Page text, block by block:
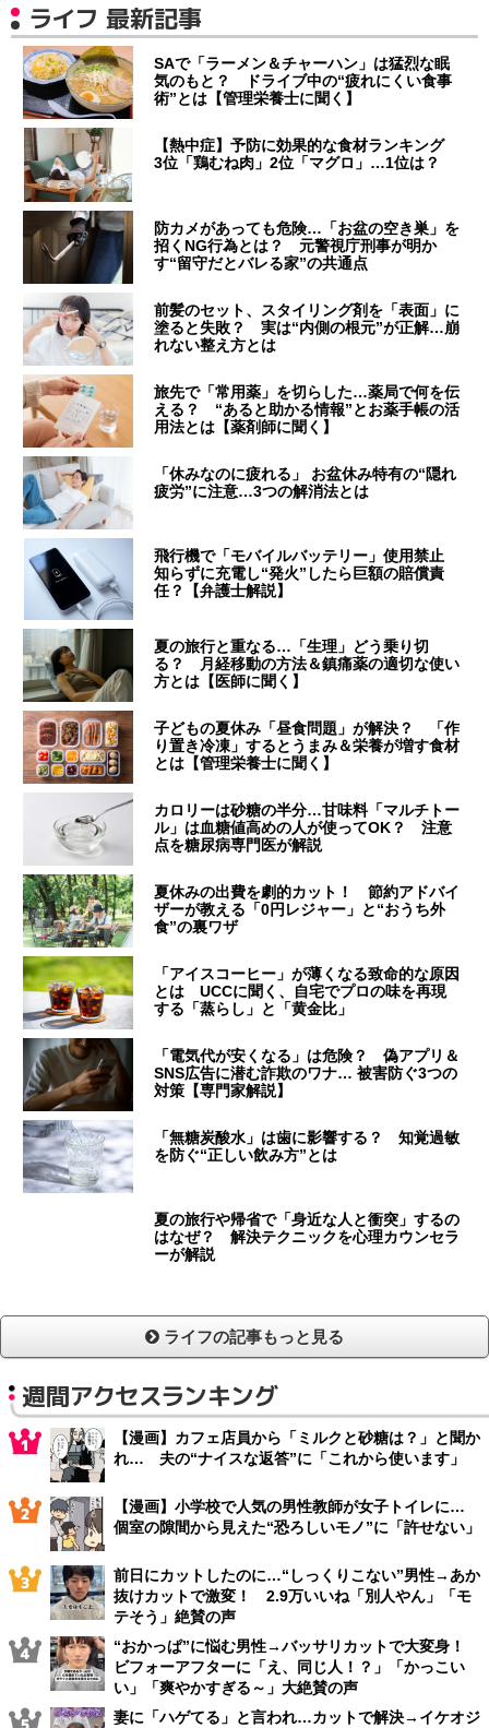
ライフ 最新記事
SAで「ラーメン＆チャーハン」は猛烈な眠
気のもと？ ドライブ中の“疲れにくい食事
術”とは【管理栄養士に聞く】
【熱中症】予防に効果的な食材ランキング
3位「鶏むね肉」2位「マグロ」…1位は？
防カメがあっても危険…「お盆の空き巣」を
招くNG行為とは？ 元警視庁刑事が明か
す“留守だとバレる家”の共通点
前髪のセット、スタイリング剤を「表面」に
塗ると失敗？ 実は“内側の根元”が正解…崩
れない整え方とは
旅先で「常用薬」を切らした…薬局で何を伝
える？ “あると助かる情報”とお薬手帳の活
用法とは【薬剤師に聞く】
「休みなのに疲れる」 お盆休み特有の“隠れ
疲労”に注意…3つの解消法とは
飛行機で「モバイルバッテリー」使用禁止
知らずに充電し“発火”したら巨額の賠償責
任？【弁護士解説】
夏の旅行と重なる…「生理」どう乗り切
る？ 月経移動の方法＆鎮痛薬の適切な使い
方とは【医師に聞く】
子どもの夏休み「昼食問題」が解決？ 「作
り置き冷凍」するとうまみ＆栄養が増す食材
とは【管理栄養士に聞く】
カロリーは砂糖の半分…甘味料「マルチトー
ル」は血糖値高めの人が使ってOK？ 注意
点を糖尿病専門医が解説
夏休みの出費を劇的カット！ 節約アドバイ
ザーが教える「0円レジャー」と“おうち外
食”の裏ワザ
「アイスコーヒー」が薄くなる致命的な原因
とは UCCに聞く、自宅でプロの味を再現
する「蒸らし」と「黄金比」
「電気代が安くなる」は危険？ 偽アプリ＆
SNS広告に潜む詐欺のワナ… 被害防ぐ3つの
対策【専門家解説】
「無糖炭酸水」は歯に影響する？ 知覚過敏
を防ぐ“正しい飲み方”とは
夏の旅行や帰省で「身近な人と衝突」するの
はなぜ？ 解決テクニックを心理カウンセラ
ーが解説
ライフの記事もっと見る
週間アクセスランキング
【漫画】カフェ店員から「ミルクと砂糖は？」と聞か
れ… 夫の“ナイスな返答”に「これから使います」
【漫画】小学校で人気の男性教師が女子トイレに…
個室の隙間から見えた“恐ろしいモノ”に「許せない」
前日にカットしたのに…“しっくりこない”男性→あか
抜けカットで激変！ 2.9万いいね「別人やん」「モ
テそう」絶賛の声
“おかっぱ”に悩む男性→バッサリカットで大変身！
ビフォーアフターに「え、同じ人！？」「かっこい
い」「爽やかすぎる～」大絶賛の声
妻に「ハゲてる」と言われ…カットで解決→イケオジ